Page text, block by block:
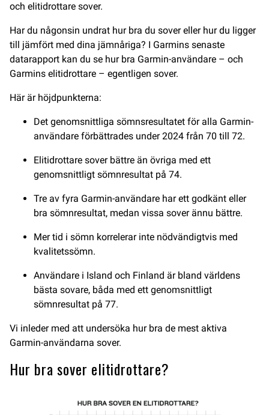
och elitidrottare sover.
Har du någonsin undrat hur bra du sover eller hur du ligger
till jämfört med dina jämnåriga? I Garmins senaste
datarapport kan du se hur bra Garmin-användare – och
Garmins elitidrottare – egentligen sover.
Här är höjdpunkterna:
Det genomsnittliga sömnsresultatet för alla Garmin-
användare förbättrades under 2024 från 70 till 72.
Elitidrottare sover bättre än övriga med ett
genomsnittligt sömnresultat på 74.
Tre av fyra Garmin-användare har ett godkänt eller
bra sömnresultat, medan vissa sover ännu bättre.
Mer tid i sömn korrelerar inte nödvändigtvis med
kvalitetssömn.
Användare i Island och Finland är bland världens
bästa sovare, båda med ett genomsnittligt
sömnresultat på 77.
Vi inleder med att undersöka hur bra de mest aktiva
Garmin-användarna sover.
Hur bra sover elitidrottare?